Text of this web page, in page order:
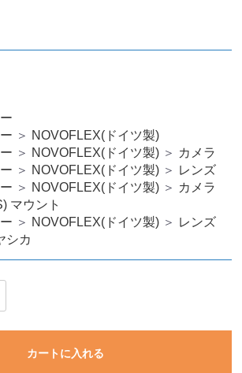
＞ NOVOFLEX(ドイツ製)
＞ NOVOFLEX(ドイツ製) ＞ カメラ
＞ NOVOFLEX(ドイツ製) ＞ レンズ
＞ NOVOFLEX(ドイツ製) ＞ カメラ
マウント
＞ NOVOFLEX(ドイツ製) ＞ レンズ
シカ
カートに入れる